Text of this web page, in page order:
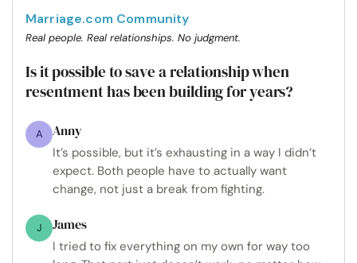
Marriage.com Community
Real people. Real relationships. No judgment.
Is it possible to save a relationship when
resentment has been building for years?
A Anny
It’s possible, but it’s exhausting in a way I didn’t
expect. Both people have to actually want
change, not just a break from fighting.
J James
I tried to fix everything on my own for way too